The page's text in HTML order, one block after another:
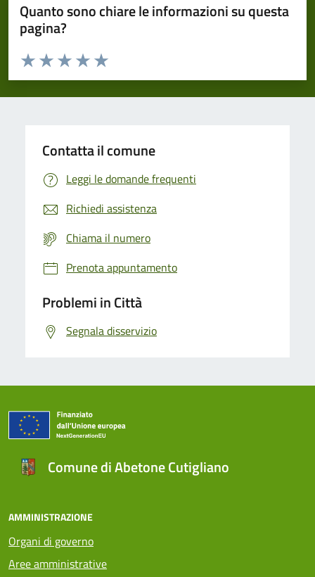
Quanto sono chiare le informazioni su questa
pagina?
Domanda
Valuta da 1 a 5 stelle la pagina
Valuta 5 stelle su 5
Valuta 4 stelle su 5
Valuta 3 stelle su 5
Valuta 2 stelle su 5
Valuta 1 stelle su 5
Contatta il comune
Leggi le domande frequenti
Richiedi assistenza
Chiama il numero
Prenota appuntamento
Problemi in Città
Segnala disservizio
Comune di Abetone Cutigliano
AMMINISTRAZIONE
Organi di governo
Aree amministrative